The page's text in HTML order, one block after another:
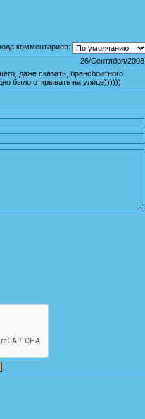
комментариев:
26/Сентября/2008
даже сказать, брансбоитного
было открывать на улице))))))